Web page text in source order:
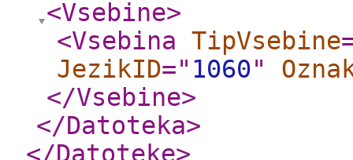
<Vsebine>
<Vsebina TipVsebine
JezikID=" 1060"
</Vsebine>
</Datoteka>
</Datoteke>